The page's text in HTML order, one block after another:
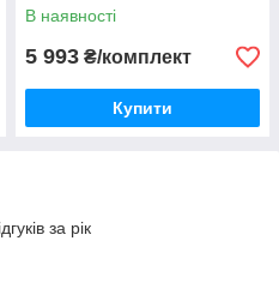
В наявності
5 993 ₴/комплект
Купити
за рік